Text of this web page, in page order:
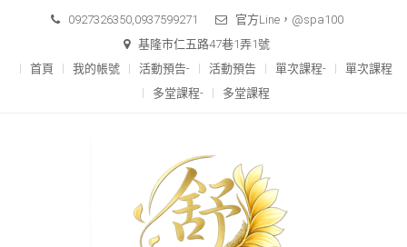
content
0927326350,0937599271
官方Line，@spa100
基隆市仁五路47巷1弄1號
首頁
我的帳號 活動預告- 活動預告 單次課程-
單次課程
多堂課程-
多堂課程